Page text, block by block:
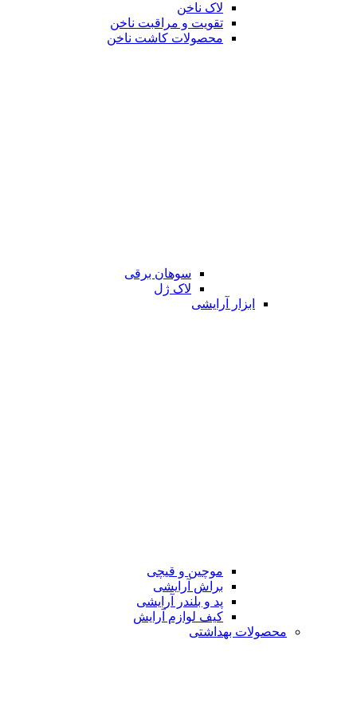
لاک ناخن
تقویت و مراقبت ناخن
محصولات کاشت ناخن
سوهان برقی
لاک ژل
ابزار آرایشی
موچین و قیچی
براش آرایشی
پد و بلندر آرایشی
کیف لوازم آرایش
محصولات بهداشتی